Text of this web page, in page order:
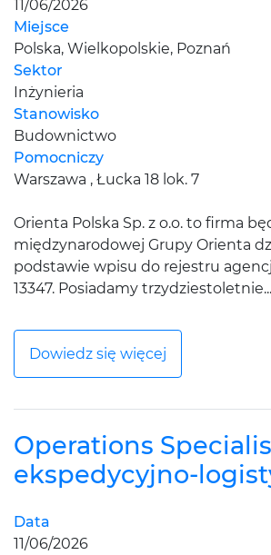
11/06/2026
Miejsce
Polska, Wielkopolskie, Poznań
Sektor
Inżynieria
Stanowisko
Budownictwo
Pomocniczy
Warszawa , Łucka 18 lok. 7
Orienta Polska Sp. z o.o. to firma
międzynarodowej Grupy Orienta
podstawie wpisu do rejestru
13347. Posiadamy trzydziestoletnie...
Dowiedz się więcej
Operations
Data
11/06/2026